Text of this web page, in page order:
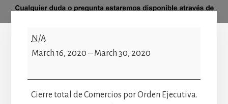
Cierre
Total
OE-
2020-
N/A
March 16, 2020 – March 30, 2020
Cierre total de Comercios por Orden Ejecutiva.